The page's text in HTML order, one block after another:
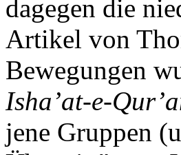
dagegen die
Artikel von
Bewegungen
Isha’at-e-
jene Gruppen